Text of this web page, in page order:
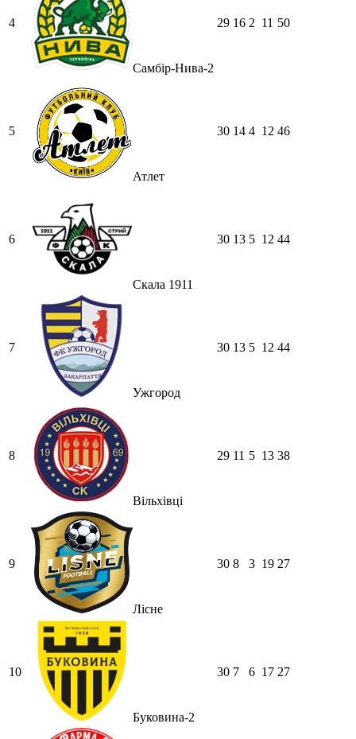
4
Самбір-Нива-2
29 16 2 11 50
5
Атлет
30 14 4 12 46
6
Скала 1911
30 13 5 12 44
7
Ужгород
30 13 5 12 44
8
Вільхівці
29 11 5 13 38
9
Лісне
30 8 3 19 27
10
Буковина-2
30 7 6 17 27